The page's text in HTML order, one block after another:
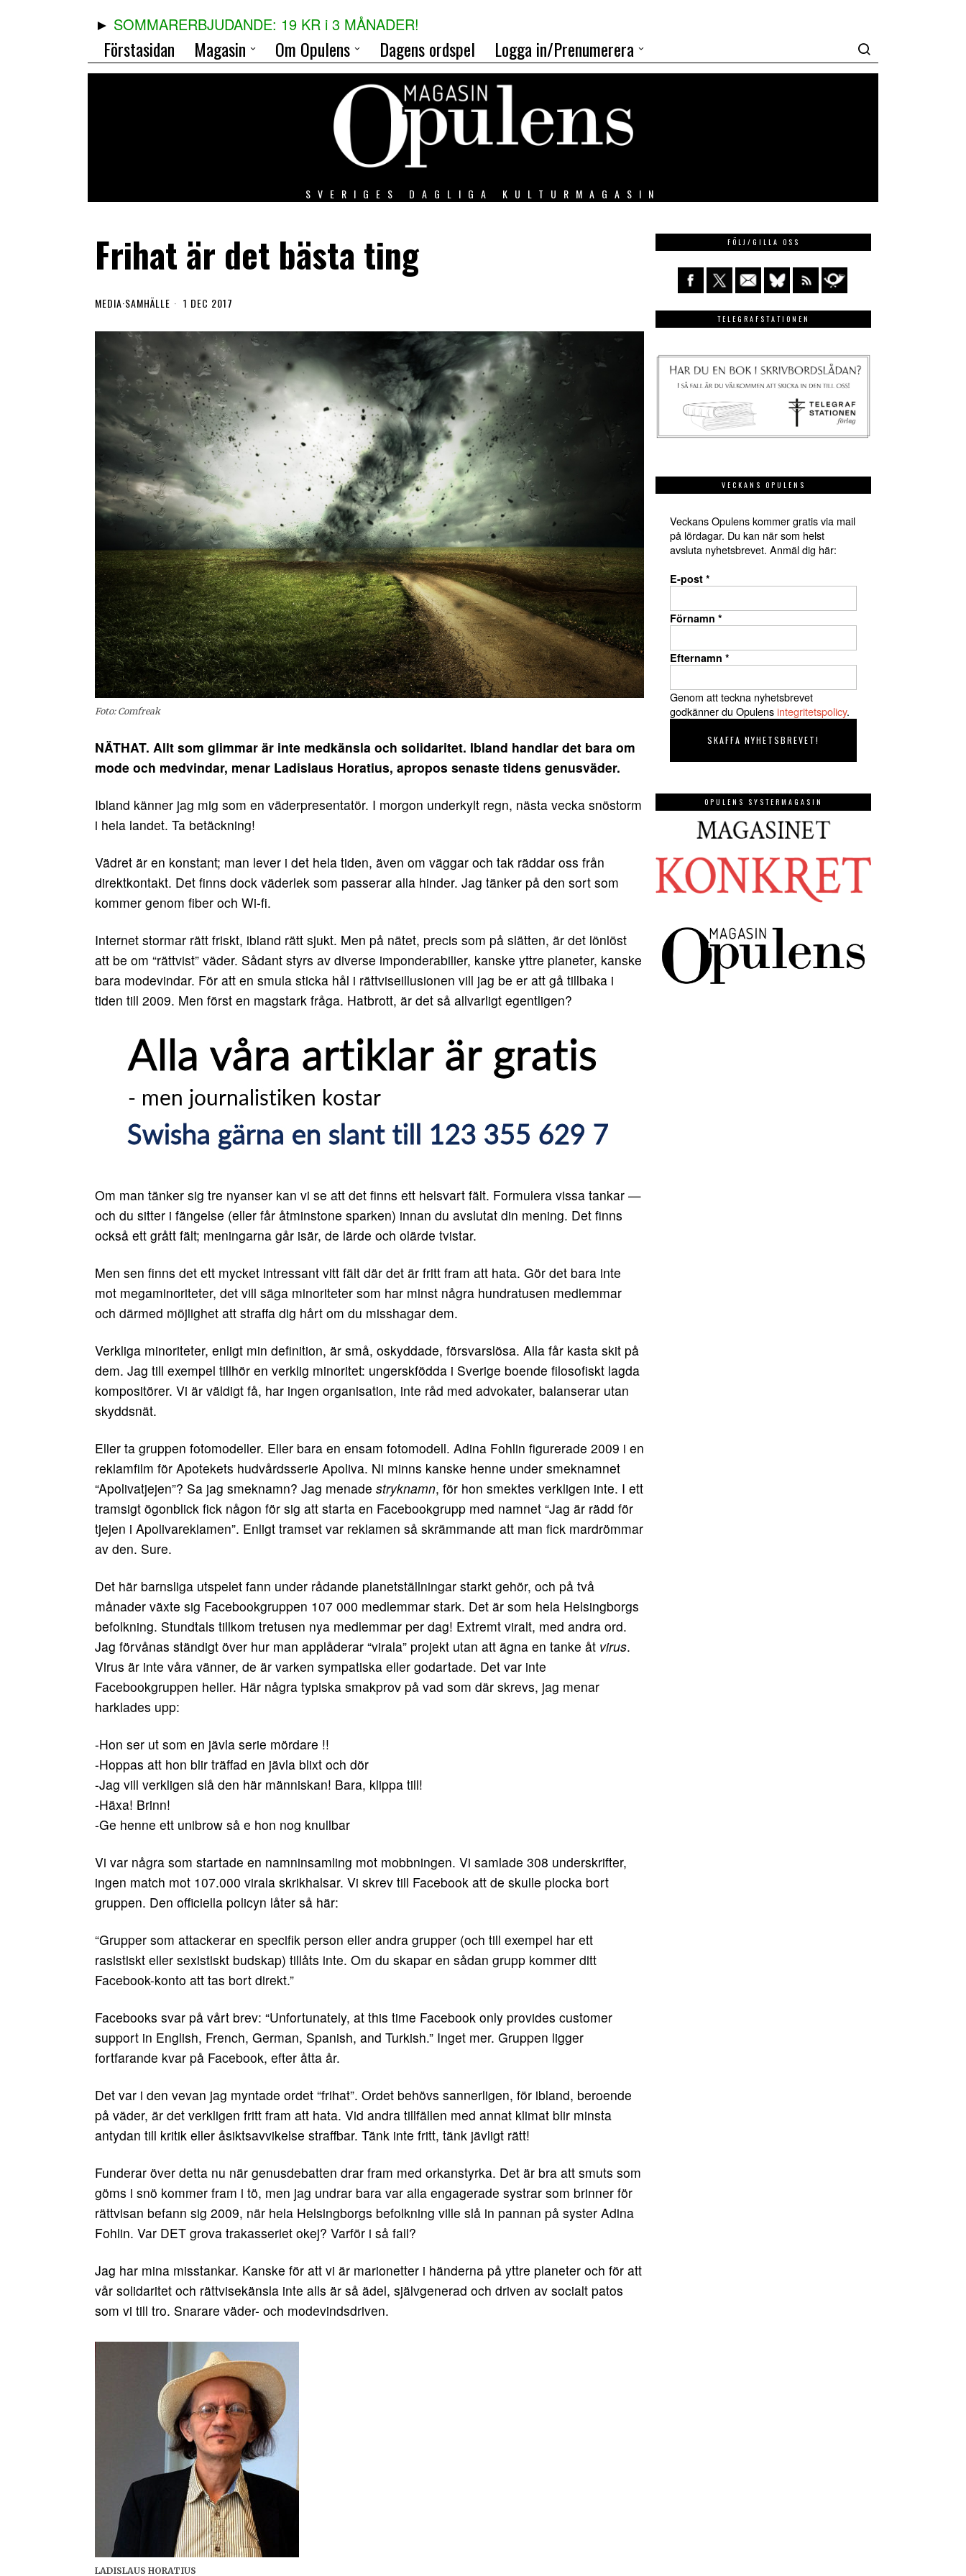
SOMMARERBJUDANDE: 19 KR i 3 MÅNADER!
Förstasidan Magasin Om Opulens Dagens ordspel Logga in/Prenumerera
SVERIGES DAGLIGA KULTURMAGASIN
Frihat är det bästa ting
MEDIA·SAMHÄLLE 1 DEC 2017
Foto: Comfreak
NÄTHAT. Allt som glimmar är inte medkänsla och solidaritet. Ibland handlar det bara om
mode och medvindar, menar Ladislaus Horatius, apropos senaste tidens genusväder.
Ibland känner jag mig som en väderpresentatör. I morgon underkylt regn, nästa vecka snöstorm
i hela landet. Ta betäckning!
Vädret är en konstant; man lever i det hela tiden, även om väggar och tak räddar oss från
direktkontakt. Det finns dock väderlek som passerar alla hinder. Jag tänker på den sort som
kommer genom fiber och Wi-fi.
Internet stormar rätt friskt, ibland rätt sjukt. Men på nätet, precis som på slätten, är det lönlöst
att be om “rättvist” väder. Sådant styrs av diverse imponderabilier, kanske yttre planeter, kanske
bara modevindar. För att en smula sticka hål i rättviseillusionen vill jag be er att gå tillbaka i
tiden till 2009. Men först en magstark fråga. Hatbrott, är det så allvarligt egentligen?
Om man tänker sig tre nyanser kan vi se att det finns ett helsvart fält. Formulera vissa tankar —
och du sitter i fängelse (eller får åtminstone sparken) innan du avslutat din mening. Det finns
också ett grått fält; meningarna går isär, de lärde och olärde tvistar.
Men sen finns det ett mycket intressant vitt fält där det är fritt fram att hata. Gör det bara inte
mot megaminoriteter, det vill säga minoriteter som har minst några hundratusen medlemmar
och därmed möjlighet att straffa dig hårt om du misshagar dem.
Verkliga minoriteter, enligt min definition, är små, oskyddade, försvarslösa. Alla får kasta skit på
dem. Jag till exempel tillhör en verklig minoritet: ungerskfödda i Sverige boende filosofiskt lagda
kompositörer. Vi är väldigt få, har ingen organisation, inte råd med advokater, balanserar utan
skyddsnät.
Eller ta gruppen fotomodeller. Eller bara en ensam fotomodell. Adina Fohlin figurerade 2009 i en
reklamfilm för Apotekets hudvårdsserie Apoliva. Ni minns kanske henne under smeknamnet
“Apolivatjejen”? Sa jag smeknamn? Jag menade stryknamn, för hon smektes verkligen inte. I ett
tramsigt ögonblick fick någon för sig att starta en Facebookgrupp med namnet “Jag är rädd för
tjejen i Apolivareklamen”. Enligt tramset var reklamen så skrämmande att man fick mardrömmar
av den. Sure.
Det här barnsliga utspelet fann under rådande planetställningar starkt gehör, och på två
månader växte sig Facebookgruppen 107 000 medlemmar stark. Det är som hela Helsingborgs
befolkning. Stundtals tillkom tretusen nya medlemmar per dag! Extremt viralt, med andra ord.
Jag förvånas ständigt över hur man applåderar “virala” projekt utan att ägna en tanke åt virus.
Virus är inte våra vänner, de är varken sympatiska eller godartade. Det var inte
Facebookgruppen heller. Här några typiska smakprov på vad som där skrevs, jag menar
harklades upp:
-Hon ser ut som en jävla serie mördare !!
-Hoppas att hon blir träffad en jävla blixt och dör
-Jag vill verkligen slå den här människan! Bara, klippa till!
-Häxa! Brinn!
-Ge henne ett unibrow så e hon nog knullbar
Vi var några som startade en namninsamling mot mobbningen. Vi samlade 308 underskrifter,
ingen match mot 107.000 virala skrikhalsar. Vi skrev till Facebook att de skulle plocka bort
gruppen. Den officiella policyn låter så här:
“Grupper som attackerar en specifik person eller andra grupper (och till exempel har ett
rasistiskt eller sexistiskt budskap) tillåts inte. Om du skapar en sådan grupp kommer ditt
Facebook-konto att tas bort direkt.”
Facebooks svar på vårt brev: “Unfortunately, at this time Facebook only provides customer
support in English, French, German, Spanish, and Turkish.” Inget mer. Gruppen ligger
fortfarande kvar på Facebook, efter åtta år.
Det var i den vevan jag myntade ordet “frihat”. Ordet behövs sannerligen, för ibland, beroende
på väder, är det verkligen fritt fram att hata. Vid andra tillfällen med annat klimat blir minsta
antydan till kritik eller åsiktsavvikelse straffbar. Tänk inte fritt, tänk jävligt rätt!
Funderar över detta nu när genusdebatten drar fram med orkanstyrka. Det är bra att smuts som
göms i snö kommer fram i tö, men jag undrar bara var alla engagerade systrar som brinner för
rättvisan befann sig 2009, när hela Helsingborgs befolkning ville slå in pannan på syster Adina
Fohlin. Var DET grova trakasseriet okej? Varför i så fall?
Jag har mina misstankar. Kanske för att vi är marionetter i händerna på yttre planeter och för att
vår solidaritet och rättvisekänsla inte alls är så ädel, självgenerad och driven av socialt patos
som vi till tro. Snarare väder- och modevindsdriven.
LADISLAUS HORATIUS
FÖLJ/GILLA OSS
TELEGRAFSTATIONEN
VECKANS OPULENS
Veckans Opulens kommer gratis via mail
på lördagar. Du kan när som helst
avsluta nyhetsbrevet. Anmäl dig här:
E-post *
Förnamn *
Efternamn *
Genom att teckna nyhetsbrevet
godkänner du Opulensintegritetspolicy.
OPULENS SYSTERMAGASIN